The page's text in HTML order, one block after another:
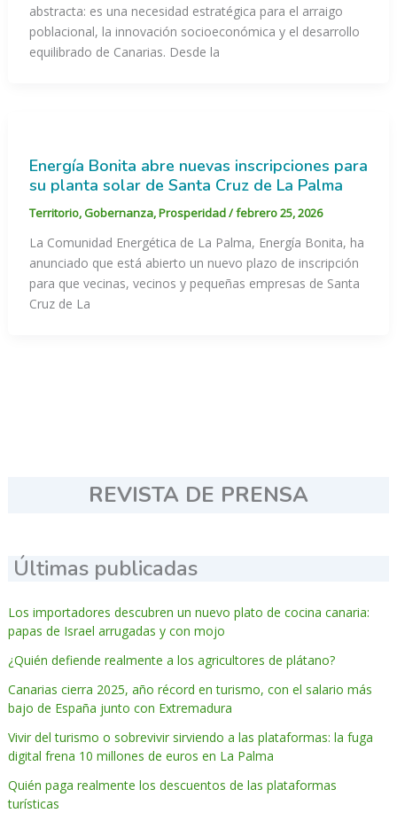
REVISTA DE PRENSA
Últimas publicadas
Los importadores descubren un nuevo plato de cocina canaria:
papas de Israel arrugadas y con mojo
¿Quién defiende realmente a los agricultores de plátano?
Canarias cierra 2025, año récord en turismo, con el salario más
bajo de España junto con Extremadura
Vivir del turismo o sobrevivir sirviendo a las plataformas: la fuga
digital frena 10 millones de euros en La Palma
Quién paga realmente los descuentos de las plataformas
turísticas
abstracta: es una necesidad estratégica para el arraigo
poblacional, la innovación socioeconómica y el desarrollo
equilibrado de Canarias. Desde la
Energía Bonita abre nuevas inscripciones para
su planta solar de Santa Cruz de La Palma
Territorio,Gobernanza,Prosperidad/febrero 25, 2026
La Comunidad Energética de La Palma, Energía Bonita, ha
anunciado que está abierto un nuevo plazo de inscripción
para que vecinas, vecinos y pequeñas empresas de Santa
Cruz de La